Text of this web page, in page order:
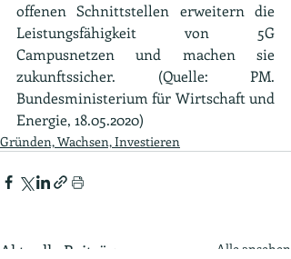
offenen Schnittstellen erweitern die
Leistungsfähigkeit von 5G
Campusnetzen und machen sie
zukunftssicher. (Quelle: PM.
Bundesministerium für Wirtschaft und
Energie, 18.05.2020)
Gründen, Wachsen, Investieren
Aktuelle Beiträge Alle ansehen